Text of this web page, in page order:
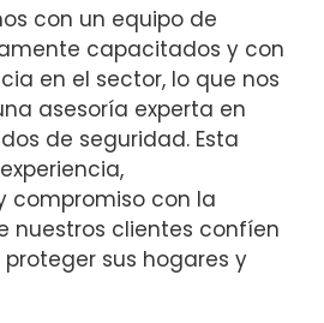
con un equipo de
capacitados y con
en el sector, lo que nos
asesoría experta en
de seguridad. Esta
compromiso con la
nuestros clientes confíen
sus hogares y